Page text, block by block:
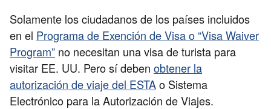
Solamente los ciudadanos de los países incluidos
en el Programa de Exención de Visa o “Visa Waiver
Program” no necesitan una visa de turista para
visitar EE. UU. Pero sí deben obtener la
autorización de viaje del ESTAo Sistema
Electrónico para la Autorización de Viajes.